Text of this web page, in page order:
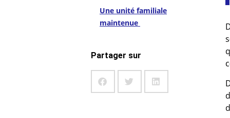
Une unité familiale
maintenue
Partager sur